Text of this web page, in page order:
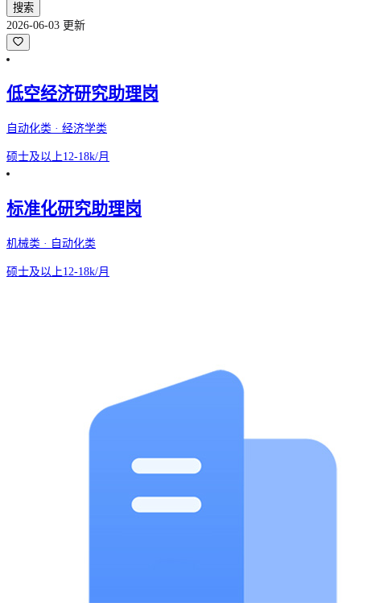
搜索
2026-06-03 更新
低空经济研究助理岗
自动化类 · 经济学类
硕士及以上12-18k/月
标准化研究助理岗
机械类 · 自动化类
硕士及以上12-18k/月